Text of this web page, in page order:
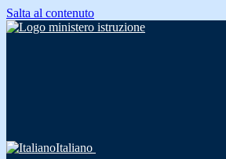
Salta al contenuto
Italiano